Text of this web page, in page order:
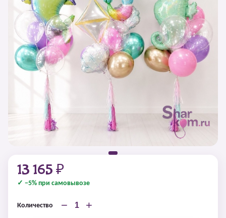
13 165 ₽
✓ −5% при самовывозе
Количество − +